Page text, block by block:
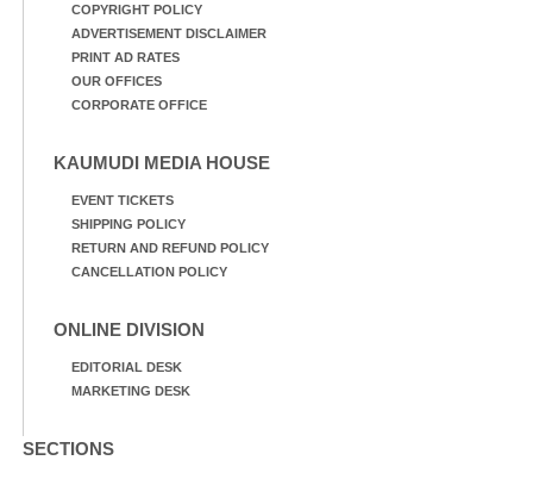
COPYRIGHT POLICY
ADVERTISEMENT DISCLAIMER
PRINT AD RATES
OUR OFFICES
CORPORATE OFFICE
KAUMUDI MEDIA HOUSE
EVENT TICKETS
SHIPPING POLICY
RETURN AND REFUND POLICY
CANCELLATION POLICY
ONLINE DIVISION
EDITORIAL DESK
MARKETING DESK
SECTIONS